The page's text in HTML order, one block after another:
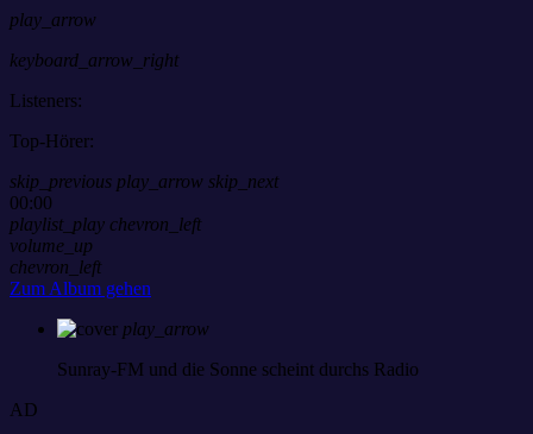
play_arrow
keyboard_arrow_right
Listeners:
Top-Hörer:
skip_previous play_arrow skip_next
00:00
playlist_play chevron_left
volume_up
chevron_left
Zum Album gehen
play_arrow
Sunray-FM und die Sonne scheint durchs Radio
AD